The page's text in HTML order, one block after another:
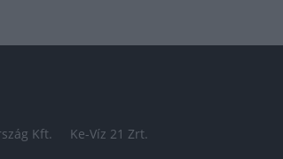
Kft. Ke-Víz 21 Zrt.